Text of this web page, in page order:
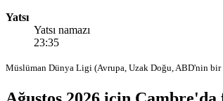
Yatsı
Yatsı namazı
23:35
Müslüman Dünya Ligi (Avrupa, Uzak Doğu, ABD'nin bir